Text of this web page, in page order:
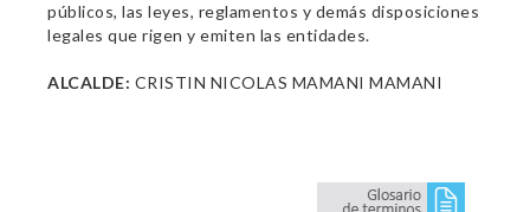
públicos, las leyes, reglamentos y demás disposiciones
legales que rigen y emiten las entidades.
ALCALDE: CRISTIN NICOLAS MAMANI MAMANI